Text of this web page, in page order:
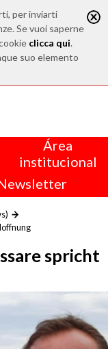
per inviarti
Se vuoi saperne
clicca qui.
suo elemento
Área
institucional
spricht